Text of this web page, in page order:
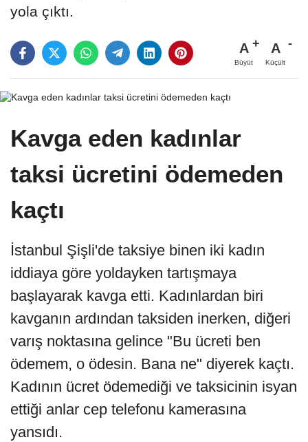
yola çıktı.
A
Büyüt
A
Küçült
Kavga eden kadınlar
taksi ücretini ödemeden
kaçtı
İstanbul Şişli'de taksiye binen iki kadın
iddiaya göre yoldayken tartışmaya
başlayarak kavga etti. Kadınlardan biri
kavganın ardından taksiden inerken, diğeri
varış noktasına gelince "Bu ücreti ben
ödemem, o ödesin. Bana ne" diyerek kaçtı.
Kadının ücret ödemediği ve taksicinin isyan
ettiği anlar cep telefonu kamerasına
yansıdı.